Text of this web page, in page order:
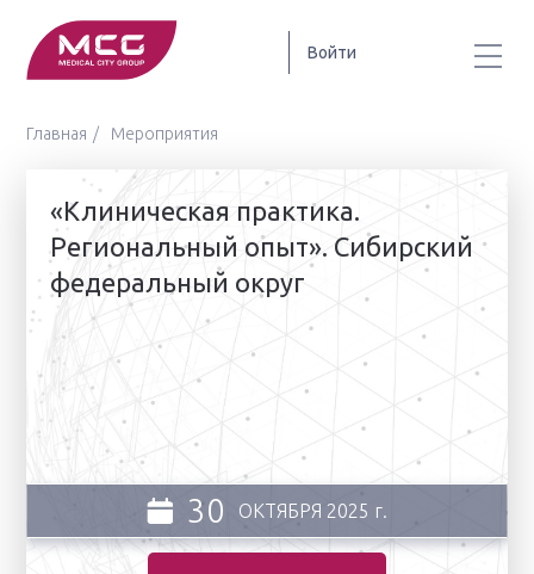
Войти
Главная Мероприятия
«Клиническая практика.
Региональный опыт». Сибирский
федеральный округ
30 ОКТЯБРЯ 2025 г.